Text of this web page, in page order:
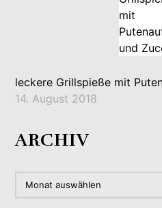
leckere Grillspieße mit
14. August 2018
ARCHIV